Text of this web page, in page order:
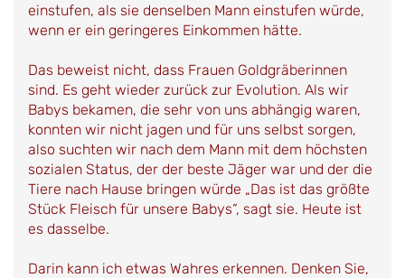
einstufen, als sie denselben Mann einstufen würde,
wenn er ein geringeres Einkommen hätte.
Das beweist nicht, dass Frauen Goldgräberinnen
sind. Es geht wieder zurück zur Evolution. Als wir
Babys bekamen, die sehr von uns abhängig waren,
konnten wir nicht jagen und für uns selbst sorgen,
also suchten wir nach dem Mann mit dem höchsten
sozialen Status, der der beste Jäger war und der die
Tiere nach Hause bringen würde „Das ist das größte
Stück Fleisch für unsere Babys“, sagt sie. Heute ist
es dasselbe.
Darin kann ich etwas Wahres erkennen. Denken Sie,